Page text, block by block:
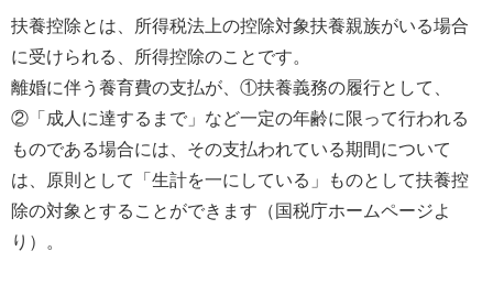
扶養控除とは、所得税法上の控除対象扶養親族がいる場合
に受けられる、所得控除のことです。
離婚に伴う養育費の支払が、①扶養義務の履行として、
②「成人に達するまで」など一定の年齢に限って行われる
ものである場合には、その支払われている期間について
は、原則として「生計を一にしている」ものとして扶養控
除の対象とすることができます（国税庁ホームページよ
り）。